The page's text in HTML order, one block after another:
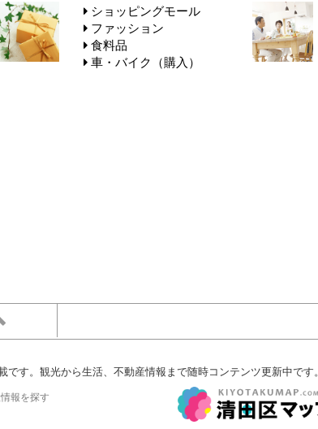
ショッピングモール
ファッション
食料品
車・バイク（購入）
す。観光から生活、不動産情報まで随時コンテンツ更新中です。
報を探す